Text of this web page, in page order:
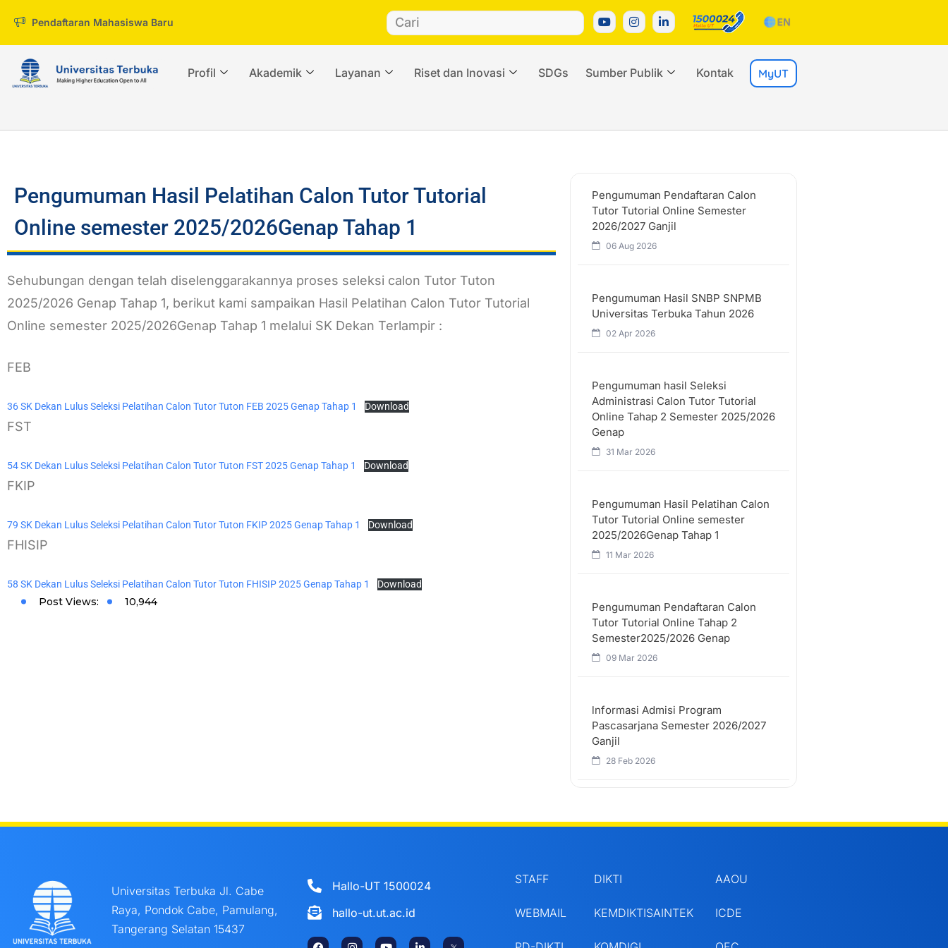
Pendaftaran Mahasiswa Baru
Profil Akademik Layanan Riset dan Inovasi SDGs Sumber Publik Kontak MyUT
Pengumuman Hasil Pelatihan Calon Tutor Tutorial
Online semester 2025/2026Genap Tahap 1
Sehubungan dengan telah diselenggarakannya proses seleksi calon Tutor Tuton
2025/2026 Genap Tahap 1, berikut kami sampaikan Hasil Pelatihan Calon Tutor Tutorial
Online semester 2025/2026Genap Tahap 1 melalui SK Dekan Terlampir :
FEB
36 SK Dekan Lulus Seleksi Pelatihan Calon Tutor Tuton FEB 2025 Genap Tahap 1 Download
FST
54 SK Dekan Lulus Seleksi Pelatihan Calon Tutor Tuton FST 2025 Genap Tahap 1 Download
FKIP
79 SK Dekan Lulus Seleksi Pelatihan Calon Tutor Tuton FKIP 2025 Genap Tahap 1 Download
FHISIP
58 SK Dekan Lulus Seleksi Pelatihan Calon Tutor Tuton FHISIP 2025 Genap Tahap 1 Download
Post Views: 10,944
Pengumuman Pendaftaran Calon
Tutor Tutorial Online Semester
2026/2027 Ganjil
06 Aug 2026
Pengumuman Hasil SNBP SNPMB
Universitas Terbuka Tahun 2026
02 Apr 2026
Pengumuman hasil Seleksi
Administrasi Calon Tutor Tutorial
Online Tahap 2 Semester 2025/2026
Genap
31 Mar 2026
Pengumuman Hasil Pelatihan Calon
Tutor Tutorial Online semester
2025/2026Genap Tahap 1
11 Mar 2026
Pengumuman Pendaftaran Calon
Tutor Tutorial Online Tahap 2
Semester2025/2026 Genap
09 Mar 2026
lnformasi Admisi Program
Pascasarjana Semester 2026/2027
Ganjil
28 Feb 2026
Universitas Terbuka Jl. Cabe
Raya, Pondok Cabe, Pamulang,
Tangerang Selatan 15437
Hallo-UT 1500024
hallo-ut.ut.ac.id
STAFF
WEBMAIL
DIKTI
KEMDIKTISAINTEK
AAOU
ICDE